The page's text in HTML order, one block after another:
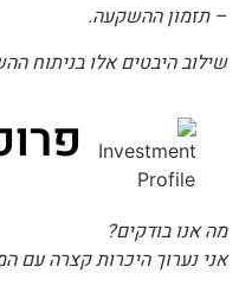
– תזמון ההשקעה.
שילוב היבטים אלו בניתוח
מה אנו בודקים?
אני נערוך היכרות קצרה עם